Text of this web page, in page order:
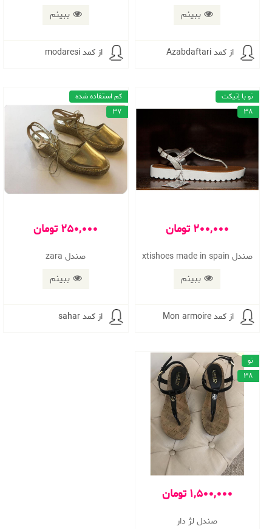
ببینم
از کمد Azabdaftari
ببینم
از کمد modaresi
200,000 تومان
صندل xtishoes made in spain
ببینم
نو با اِتیکت
38
از کمد Mon armoire
250,000 تومان
صندل zara
ببینم
کم استفاده شده
37
از کمد sahar
1,500,000 تومان
صندل لژ دار
نو
38